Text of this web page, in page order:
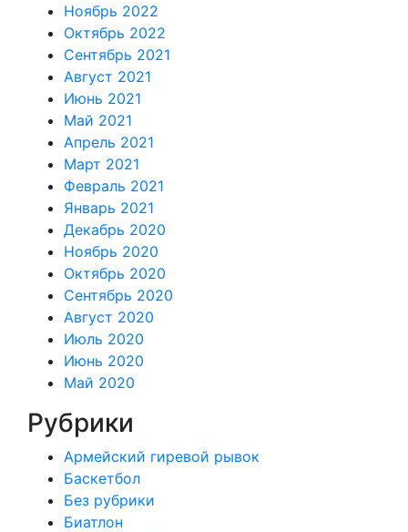
Ноябрь 2022
Октябрь 2022
Сентябрь 2021
Август 2021
Июнь 2021
Май 2021
Апрель 2021
Март 2021
Февраль 2021
Январь 2021
Декабрь 2020
Ноябрь 2020
Октябрь 2020
Сентябрь 2020
Август 2020
Июль 2020
Июнь 2020
Май 2020
Рубрики
Армейский гиревой рывок
Баскетбол
Без рубрики
Биатлон